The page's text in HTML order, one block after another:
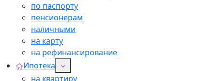
по паспорту
пенсионерам
наличными
на карту
на рефинансирование
Ипотека
на квартиру